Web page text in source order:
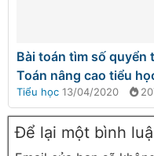
Bài toán tìm số
Toán nâng cao tiểu
Tiểu học 13/04/2020
Để lại một bình